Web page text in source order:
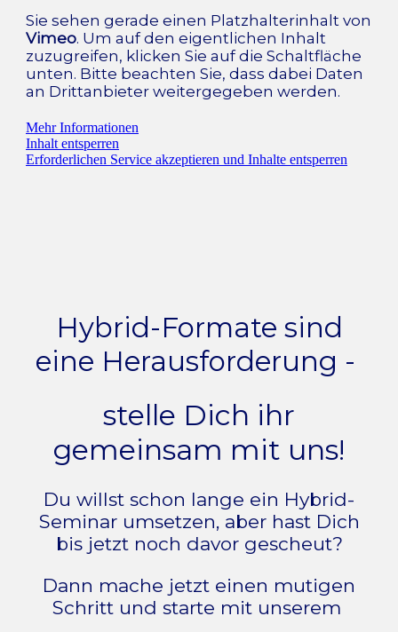
Sie sehen gerade einen Platzhalterinhalt von
Vimeo. Um auf den eigentlichen Inhalt
zuzugreifen, klicken Sie auf die Schaltfläche
unten. Bitte beachten Sie, dass dabei Daten
an Drittanbieter weitergegeben werden.
Mehr Informationen
Inhalt entsperren
Erforderlichen Service akzeptieren und Inhalte entsperren
Hybrid-Formate sind
eine Herausforderung -
stelle Dich ihr
gemeinsam mit uns!
Du willst schon lange ein Hybrid-
Seminar umsetzen, aber hast Dich
bis jetzt noch davor gescheut?
Dann mache jetzt einen mutigen
Schritt und starte mit unserem